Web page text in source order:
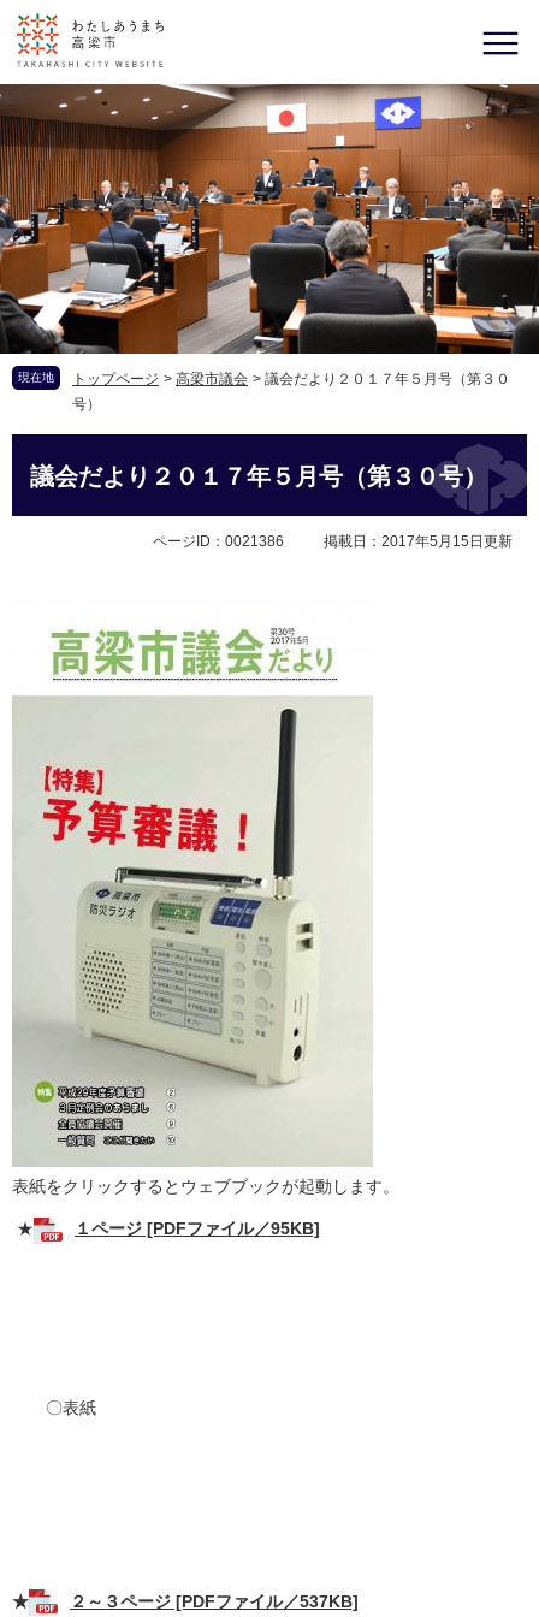
現在地 トップページ > 高梁市議会 > 議会だより２０１７年５月号（第３０
号）
議会だより２０１７年５月号（第３０号）
ページID：0021386 掲載日：2017年5月15日更新
表紙をクリックするとウェブブックが起動します。
★ １ページ [PDFファイル／95KB]
〇表紙
★ ２～３ページ [PDFファイル／537KB]